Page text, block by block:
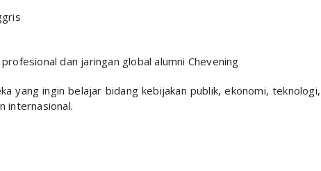
dan jaringan global alumni Chevening
yang ingin belajar bidang kebijakan publik, ekonomi, teknologi,
internasional.